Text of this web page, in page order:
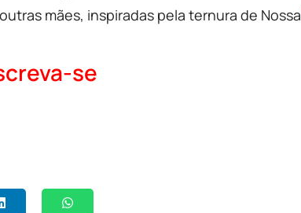
mães, inspiradas pela ternura de Nossa
se